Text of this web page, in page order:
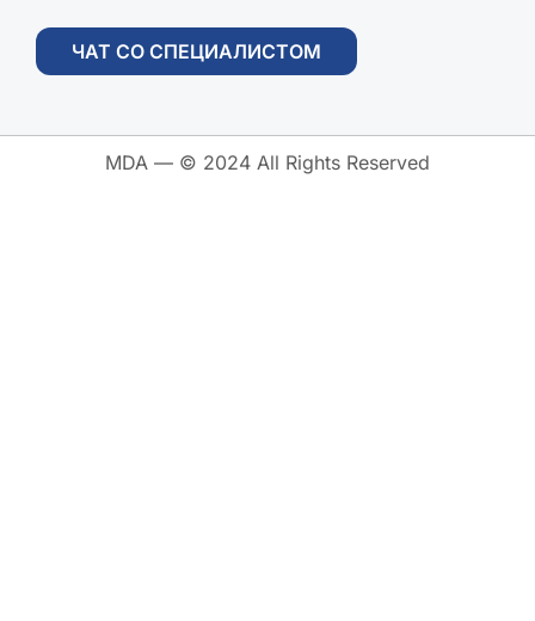
ЧАТ СО СПЕЦИАЛИСТОМ
MDA — © 2024 All Rights Reserved